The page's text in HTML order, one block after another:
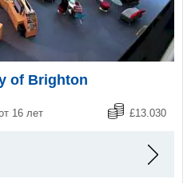
of Brighton
16 лет £13.030